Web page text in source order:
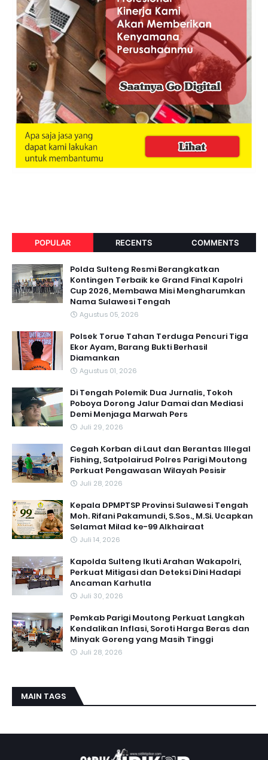
POPULAR RECENTS COMMENTS
Polda Sulteng Resmi Berangkatkan
Kontingen Terbaik ke Grand Final Kapolri
Cup 2026, Membawa Misi Mengharumkan
Nama Sulawesi Tengah
Agustus 05, 2026
Polsek Torue Tahan Terduga Pencuri Tiga
Ekor Ayam, Barang Bukti Berhasil
Diamankan
Agustus 01, 2026
Di Tengah Polemik Dua Jurnalis, Tokoh
Poboya Dorong Jalur Damai dan Mediasi
Demi Menjaga Marwah Pers
Juli 29, 2026
Cegah Korban di Laut dan Berantas Illegal
Fishing, Satpolairud Polres Parigi Moutong
Perkuat Pengawasan Wilayah Pesisir
Juli 28, 2026
Kepala DPMPTSP Provinsi Sulawesi Tengah
Moh. Rifani Pakamundi, S.Sos., M.Si. Ucapkan
Selamat Milad ke-99 Alkhairaat
Juli 14, 2026
Kapolda Sulteng Ikuti Arahan Wakapolri,
Perkuat Mitigasi dan Deteksi Dini Hadapi
Ancaman Karhutla
Juli 30, 2026
Pemkab Parigi Moutong Perkuat Langkah
Kendalikan Inflasi, Soroti Harga Beras dan
Minyak Goreng yang Masih Tinggi
Juli 28, 2026
MAIN TAGS